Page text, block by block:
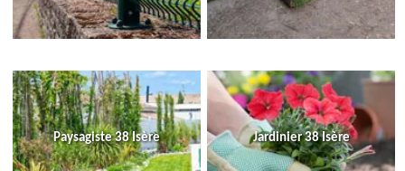
Paysagiste 38 Isère Jardinier 38 Isère